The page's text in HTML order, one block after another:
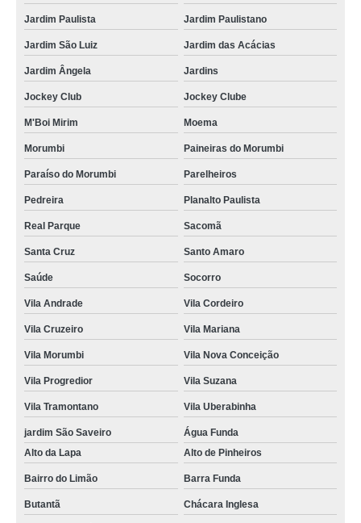
Jardim Paulista Jardim Paulistano
Jardim São Luiz Jardim das Acácias
Jardim Ângela Jardins
Jockey Club Jockey Clube
M'Boi Mirim Moema
Morumbi Paineiras do Morumbi
Paraíso do Morumbi Parelheiros
Pedreira Planalto Paulista
Real Parque Sacomã
Santa Cruz Santo Amaro
Saúde Socorro
Vila Andrade Vila Cordeiro
Vila Cruzeiro Vila Mariana
Vila Morumbi Vila Nova Conceição
Vila Progredior Vila Suzana
Vila Tramontano Vila Uberabinha
jardim São Saveiro
Água Funda
Alto da Lapa
Alto de Pinheiros
Bairro do Limão Barra Funda
Butantã Chácara Inglesa